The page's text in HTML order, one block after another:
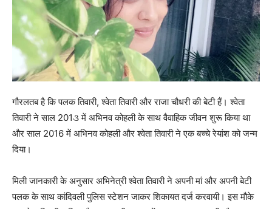
गौरलतब है कि पलक तिवारी, श्‍वेता तिवारी और राजा चौधरी की बेटी हैं। श्‍वेता
तिवारी ने साल 201૩ में अभिनव कोहली के साथ वैवाहिक जीवन शुरू किया था
और साल 2016 में अभिनव कोहली और श्‍वेता तिवारी ने एक बच्‍चे रेयांश को जन्‍म
दिया।
मिली जानकारी के अनुसार अभिनेत्री श्‍वेता तिवारी ने अपनी मां और अपनी बेटी
पलक के साथ कांदिवली पुलिस स्‍टेशन जाकर शिकायत दर्ज करवायी। इस मौके